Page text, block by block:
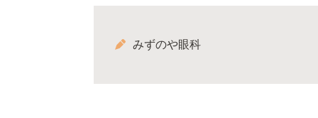
みずのや眼科